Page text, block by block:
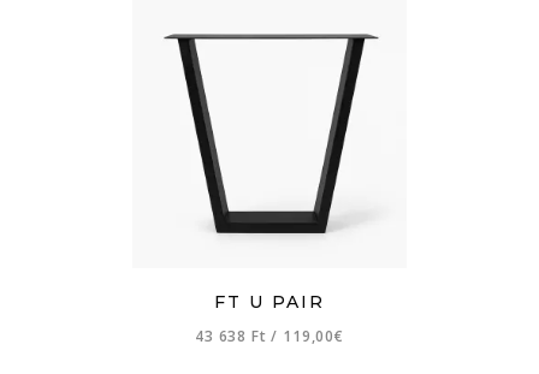
FT U PAIR
43 638 Ft/ 119,00€